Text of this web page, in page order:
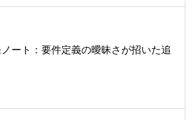
ート：要件定義の曖昧さが招いた追